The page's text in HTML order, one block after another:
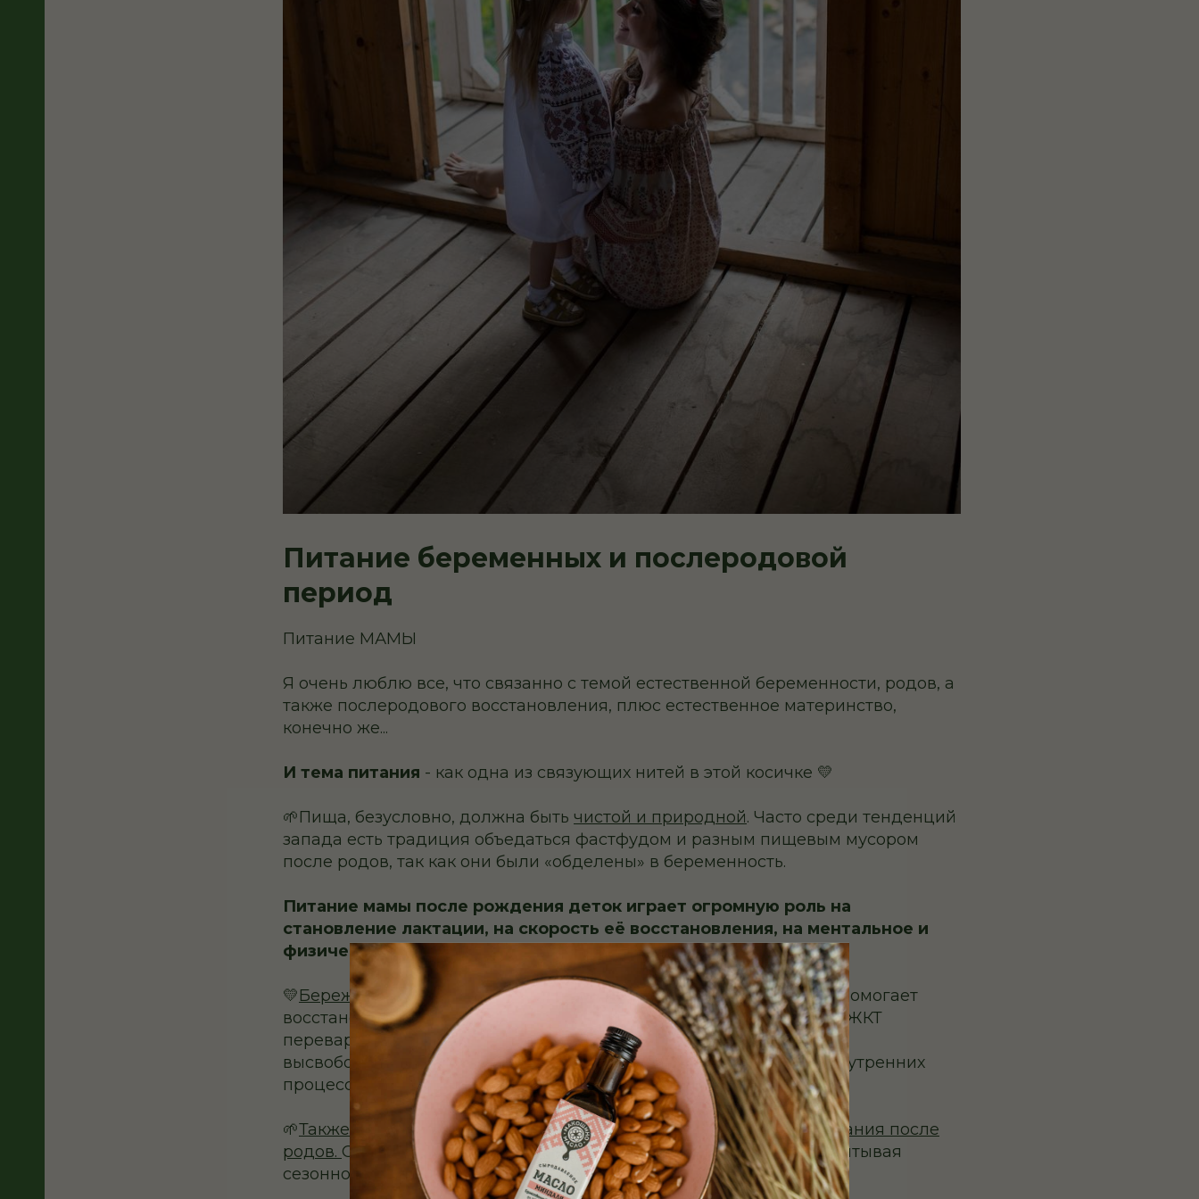
Питание беременных и послеродовой
период
Питание МАМЫ
Я очень люблю все, что связанно с темой естественной беременности, родов, а
также послеродового восстановления, плюс естественное материнство,
конечно же...
И тема питания - как одна из связующих нитей в этой косичке 💛
🌱Пища, безусловно, должна быть чистой и природной. Часто среди тенденций
запада есть традиция объедаться фастфудом и разным пищевым мусором
после родов, так как они были «обделены» в беременность.
Питание мамы после рождения деток играет огромную роль на
становление лактации, на скорость её восстановления, на ментальное и
физическое здоровье.
💛Бережность к себе - это основа
новоиспечённой мамы, которая помогает
восстановительному процессу в своём теле. Если не перегружать ЖКТ
перевариванием синтетической тяжёлой пищей после родов, то
высвобождается необходимая энергия на восстановление всех внутренних
процессов.
🌱Также часто в беременность питание женщин отличается от питания после
родов. Очень важно интуитивно подбирать продукты под себя, учитывая
сезонность и свои желания.